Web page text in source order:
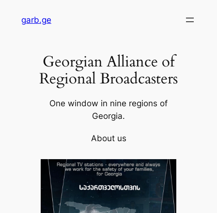
garb.ge
Georgian Alliance of
Regional Broadcasters
One window in nine regions of
Georgia.
About us